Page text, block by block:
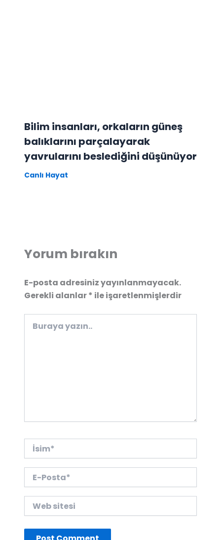
Bilim insanları, orkaların güneş
balıklarını parçalayarak
yavrularını beslediğini düşünüyor
Canlı Hayat
Yorum bırakın
E-posta adresiniz yayınlanmayacak.
Gerekli alanlar* ile işaretlenmişlerdir
yazın..
İsim*
Posta*
sitesi